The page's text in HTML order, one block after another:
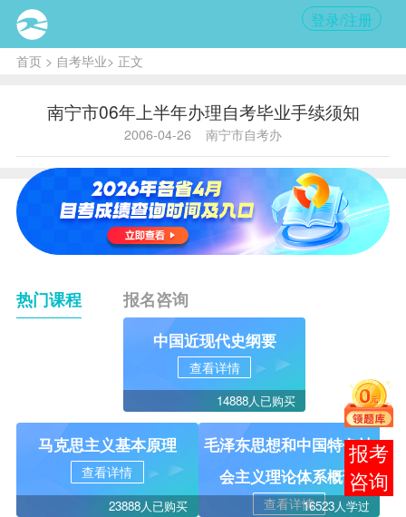
登录/注册
首页> 自考毕业> 正文
南宁市06年上半年办理自考毕业手续须知
2006-04-26 南宁市自考办
热门课程 报名咨询
中国近现代史纲要
查看详情
14888人已购买
马克思主义基本原理
查看详情
23888人已购买
毛泽东思想和中国特色社
会主义理论体系概论
查看详情16523人学过
报考
咨询